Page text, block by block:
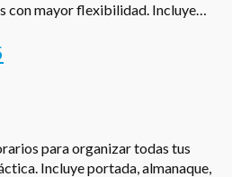
con mayor flexibilidad. Incluye…
para organizar todas tus
Incluye portada, almanaque,